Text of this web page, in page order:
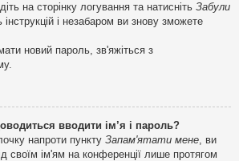
на сторінку логування та натисніть Забули
і незабаром ви знову зможете
новий пароль, зв'яжіться з
вводити ім’я і пароль?
напроти пункту Запам'ятати мене , ви
своїм ім'ям на конференції лише протягом